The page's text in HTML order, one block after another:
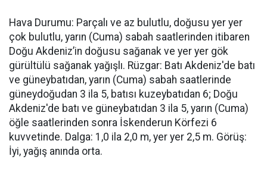
Hava Durumu: Parçalı ve az bulutlu, doğusu yer yer
çok bulutlu, yarın (Cuma) sabah saatlerinden itibaren
Doğu Akdeniz’in doğusu sağanak ve yer yer gök
gürültülü sağanak yağışlı. Rüzgar: Batı Akdeniz'de batı
ve güneybatıdan, yarın (Cuma) sabah saatlerinde
güneydoğudan 3 ila 5, batısı kuzeybatıdan 6; Doğu
Akdeniz'de batı ve güneybatıdan 3 ila 5, yarın (Cuma)
öğle saatlerinden sonra İskenderun Körfezi 6
kuvvetinde. Dalga: 1,0 ila 2,0 m, yer yer 2,5 m. Görüş:
İyi, yağış anında orta.